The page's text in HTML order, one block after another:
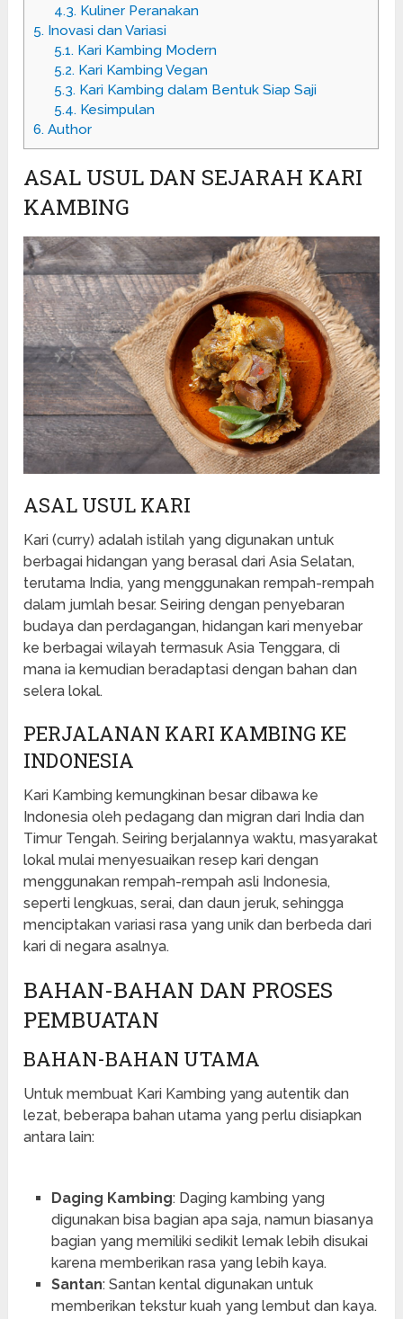
4.3.Kuliner Peranakan
5. Inovasi dan Variasi
5.1.Kari Kambing Modern
5.2.Kari Kambing Vegan
5.3.Kari Kambing dalam Bentuk Siap Saji
5.4.Kesimpulan
6. Author
ASAL USUL DAN SEJARAH KARI
KAMBING
ASAL USUL KARI
Kari (curry) adalah istilah yang digunakan untuk
berbagai hidangan yang berasal dari Asia Selatan,
terutama India, yang menggunakan rempah-rempah
dalam jumlah besar. Seiring dengan penyebaran
budaya dan perdagangan, hidangan kari menyebar
ke berbagai wilayah termasuk Asia Tenggara, di
mana ia kemudian beradaptasi dengan bahan dan
selera lokal.
PERJALANAN KARI KAMBING KE
INDONESIA
Kari Kambing kemungkinan besar dibawa ke
Indonesia oleh pedagang dan migran dari India dan
Timur Tengah. Seiring berjalannya waktu, masyarakat
lokal mulai menyesuaikan resep kari dengan
menggunakan rempah-rempah asli Indonesia,
seperti lengkuas, serai, dan daun jeruk, sehingga
menciptakan variasi rasa yang unik dan berbeda dari
kari di negara asalnya.
BAHAN-BAHAN DAN PROSES
PEMBUATAN
BAHAN-BAHAN UTAMA
Untuk membuat Kari Kambing yang autentik dan
lezat, beberapa bahan utama yang perlu disiapkan
antara lain:
Daging Kambing: Daging kambing yang
digunakan bisa bagian apa saja, namun biasanya
bagian yang memiliki sedikit lemak lebih disukai
karena memberikan rasa yang lebih kaya.
Santan: Santan kental digunakan untuk
memberikan tekstur kuah yang lembut dan kaya.